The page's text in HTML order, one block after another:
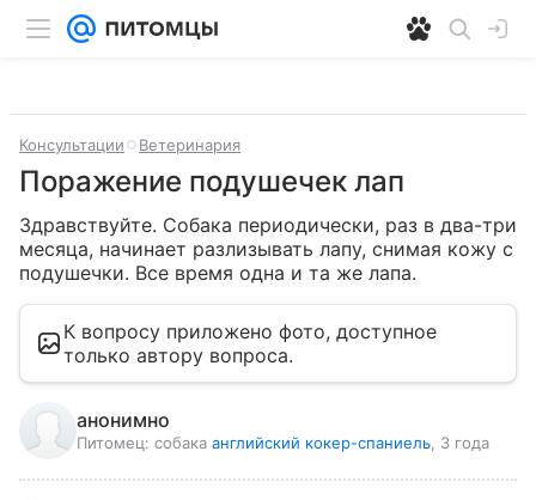
Консультации Ветеринария
Поражение подушечек лап
Здравствуйте. Собака периодически, раз в два-три
месяца, начинает разлизывать лапу, снимая кожу с
подушечки. Все время одна и та же лапа.
К вопросу приложено фото, доступное
только автору вопроса.
анонимно
Питомец: собака английский кокер-спаниель , 3 года